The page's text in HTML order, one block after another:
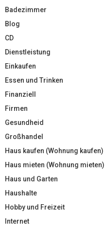
Badezimmer
Blog
CD
Dienstleistung
Einkaufen
Essen und Trinken
Finanziell
Firmen
Gesundheid
Großhandel
Haus kaufen (Wohnung kaufen)
Haus mieten (Wohnung mieten)
Haus und Garten
Haushalte
Hobby und Freizeit
Internet